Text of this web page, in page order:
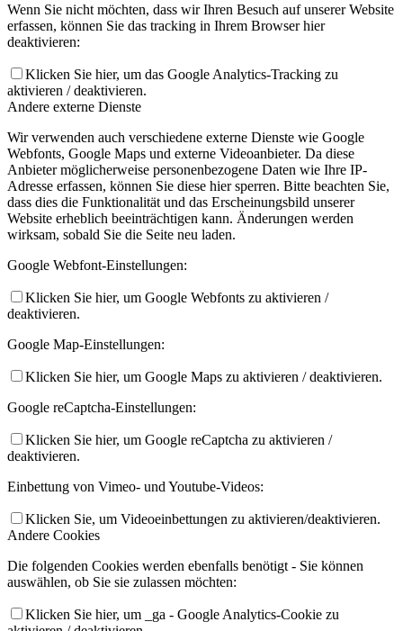
Wenn Sie nicht möchten, dass wir Ihren Besuch auf unserer Website
erfassen, können Sie das tracking in Ihrem Browser hier
deaktivieren:
Klicken Sie hier, um das Google Analytics-Tracking zu
aktivieren / deaktivieren.
Andere externe Dienste
Wir verwenden auch verschiedene externe Dienste wie Google
Webfonts, Google Maps und externe Videoanbieter. Da diese
Anbieter möglicherweise personenbezogene Daten wie Ihre IP-
Adresse erfassen, können Sie diese hier sperren. Bitte beachten Sie,
dass dies die Funktionalität und das Erscheinungsbild unserer
Website erheblich beeinträchtigen kann. Änderungen werden
wirksam, sobald Sie die Seite neu laden.
Google Webfont-Einstellungen:
Klicken Sie hier, um Google Webfonts zu aktivieren /
deaktivieren.
Google Map-Einstellungen:
Klicken Sie hier, um Google Maps zu aktivieren / deaktivieren.
Google reCaptcha-Einstellungen:
Klicken Sie hier, um Google reCaptcha zu aktivieren /
deaktivieren.
Einbettung von Vimeo- und Youtube-Videos:
Klicken Sie, um Videoeinbettungen zu aktivieren/deaktivieren.
Andere Cookies
Die folgenden Cookies werden ebenfalls benötigt - Sie können
auswählen, ob Sie sie zulassen möchten:
Klicken Sie hier, um _ga - Google Analytics-Cookie zu